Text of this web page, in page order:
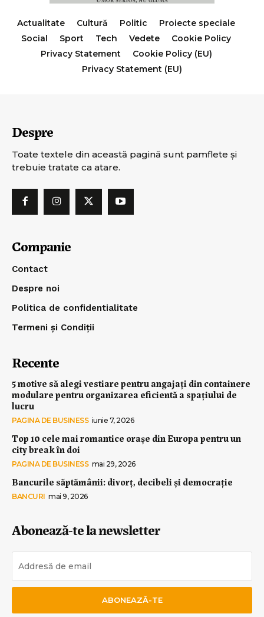
Actualitate Cultură Politic
Proiecte speciale
Social
Sport Tech Vedete
Cookie Policy
Privacy Statement
Cookie Policy (EU)
Privacy Statement (EU)
Despre
Toate textele din această pagină sunt pamflete şi
trebuie tratate ca atare.
Companie
Contact
Despre noi
Politica de confidentialitate
Termeni și Condiții
Recente
5 motive să alegi vestiare pentru angajați din containere
modulare pentru organizarea eficientă a spațiului de
lucru
PAGINA DE BUSINESS iunie 7, 2026
Top 10 cele mai romantice orașe din Europa pentru un
city break în doi
PAGINA DE BUSINESS mai 29, 2026
Bancurile săptămânii: divorț, decibeli și democrație
BANCURI mai 9, 2026
Abonează-te la newsletter
ABONEAZĂ-TE